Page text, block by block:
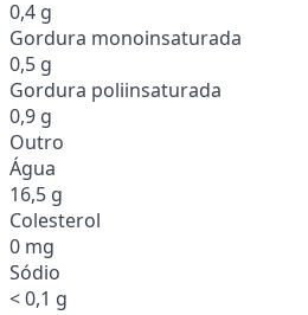
0,4 g
Gordura monoinsaturada
0,5 g
Gordura poliinsaturada
0,9 g
Outro
Água
16,5 g
Colesterol
0 mg
Sódio
< 0,1 g